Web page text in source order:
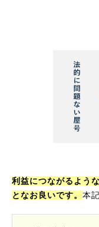
利益につながるよう
となお良いです。 本